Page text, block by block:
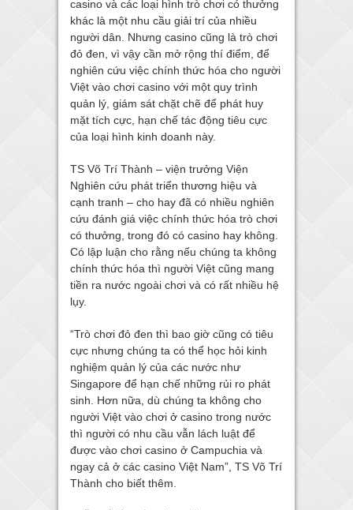
casino và các loại hình trò chơi có thưởng
khác là một nhu cầu giải trí của nhiều
người dân. Nhưng casino cũng là trò chơi
đỏ đen, vì vậy cần mở rộng thí điểm, để
nghiên cứu việc chính thức hóa cho người
Việt vào chơi casino với một quy trình
quản lý, giám sát chặt chẽ để phát huy
mặt tích cực, hạn chế tác động tiêu cực
của loại hình kinh doanh này.
TS Võ Trí Thành – viện trưởng Viện
Nghiên cứu phát triển thương hiệu và
cạnh tranh – cho hay đã có nhiều nghiên
cứu đánh giá việc chính thức hóa trò chơi
có thưởng, trong đó có casino hay không.
Có lập luận cho rằng nếu chúng ta không
chính thức hóa thì người Việt cũng mang
tiền ra nước ngoài chơi và có rất nhiều hệ
lụy.
“Trò chơi đỏ đen thì bao giờ cũng có tiêu
cực nhưng chúng ta có thể học hỏi kinh
nghiệm quản lý của các nước như
Singapore để hạn chế những rủi ro phát
sinh. Hơn nữa, dù chúng ta không cho
người Việt vào chơi ở casino trong nước
thì người có nhu cầu vẫn lách luật để
được vào chơi casino ở Campuchia và
ngay cả ở các casino Việt Nam”, TS Võ Trí
Thành cho biết thêm.